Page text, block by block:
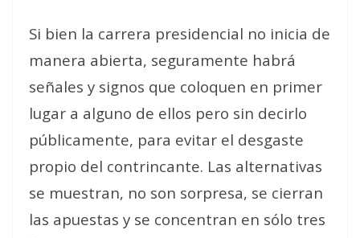
Si bien la carrera presidencial no inicia de
manera abierta, seguramente habrá
señales y signos que coloquen en primer
lugar a alguno de ellos pero sin decirlo
públicamente, para evitar el desgaste
propio del contrincante. Las alternativas
se muestran, no son sorpresa, se cierran
las apuestas y se concentran en sólo tres